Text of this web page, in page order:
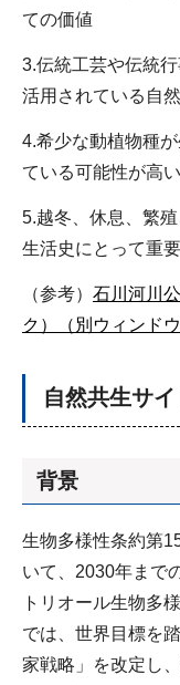
ての価値
3.伝統工芸や伝統
活用されている自
4.希少な動植物種
ている可能性が高
5.越冬、休息、繁
生活史にとって重
（参考） 石川河川
ク）（別ウィンド
自然共生サ
背景
生物多様性条約第
いて、2030年まで
トリオール生物多
では、世界目標を
家戦略」を改定し